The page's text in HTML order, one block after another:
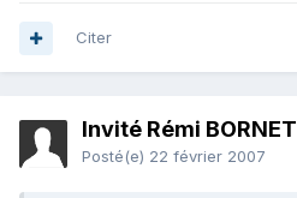
Citer
Invité Rémi BORNET
Posté(e) 22 février 2007